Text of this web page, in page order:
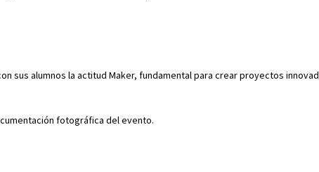
sus alumnos la actitud Maker, fundamental para crear proyectos
fotográfica del evento.